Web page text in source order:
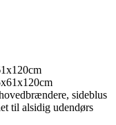
sideblus
til alsidig udendørs